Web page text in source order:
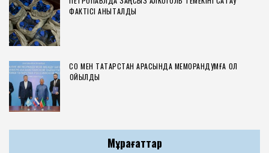
ФАКТІСІ АНЫҚТАЛДЫ
СҚО МЕН ТАТАРСТАН АРАСЫНДА МЕМОРАНДУМҒА ҚОЛ
ҚОЙЫЛДЫ
Мұрағаттар